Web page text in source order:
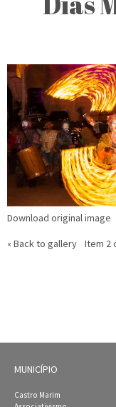
Download original image
« Back to gallery
Item 2
MUNICÍPIO
Castro Marim